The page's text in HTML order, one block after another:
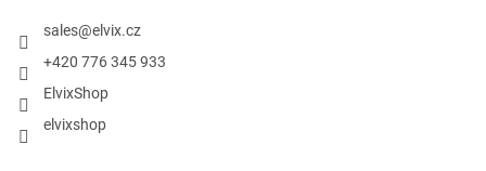
sales@elvix.cz
+420 776 345 933
ElvixShop
elvixshop